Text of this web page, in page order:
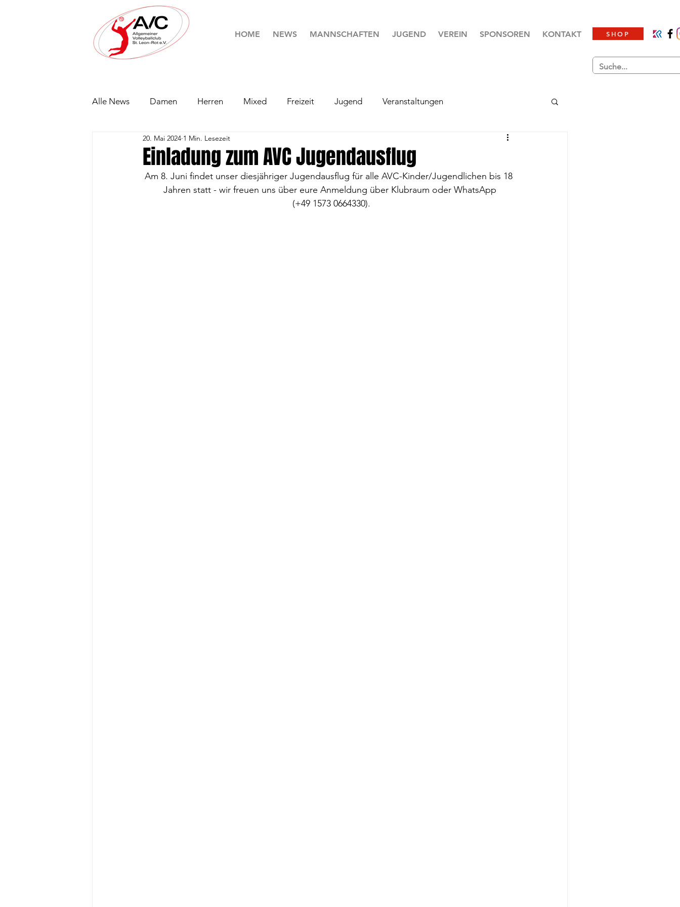
HOME NEWS MANNSCHAFTEN JUGEND VEREIN SPONSOREN KONTAKT SHOP
Alle News Damen Herren Mixed Freizeit Jugend Veranstaltungen
Einladung zum AVC Jugendausflug
20. Mai 2024 1 Min. Lesezeit
Am 8. Juni findet unser diesjähriger Jugendausflug für alle AVC-Kinder/Jugendlichen bis 18
Jahren statt - wir freuen uns über eure Anmeldung über Klubraum oder WhatsApp
(+49 1573 0664330).